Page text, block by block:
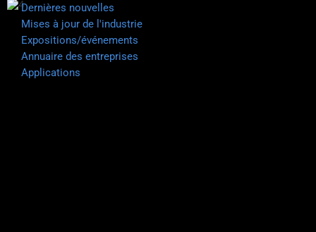
Dernières nouvelles
Mises à jour de l'industrie
Expositions/événements
Annuaire des entreprises
Applications